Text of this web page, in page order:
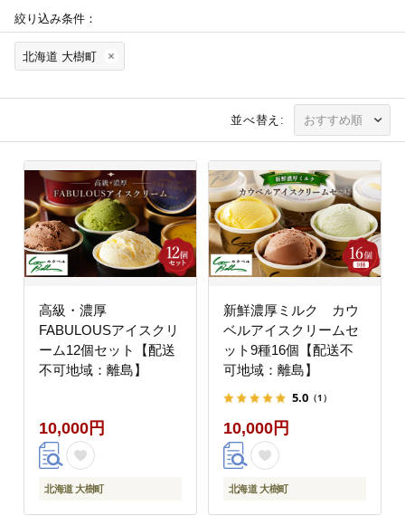
絞り込み条件：
北海道 大樹町
並べ替え:
高級・濃厚
FABULOUSアイスクリ
ーム12個セット【配送
不可地域：離島】
10,000円
北海道 大樹町
新鮮濃厚ミルク カウ
ベルアイスクリームセ
ット9種16個【配送不
可地域：離島】
5.0 （1）
10,000円
北海道 大樹町